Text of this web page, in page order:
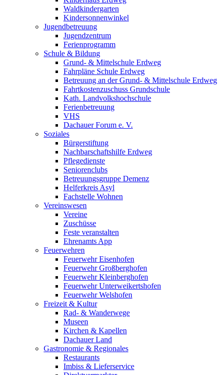
Waldkindergarten
Kindersonnenwinkel
Jugendbetreuung
Jugendzentrum
Ferienprogramm
Schule & Bildung
Grund- & Mittelschule Erdweg
Fahrpläne Schule Erdweg
Betreuung an der Grund- & Mittelschule Erdweg
Fahrtkostenzuschuss Grundschule
Kath. Landvolkshochschule
Ferienbetreuung
VHS
Dachauer Forum e. V.
Soziales
Bürgerstiftung
Nachbarschaftshilfe Erdweg
Pflegedienste
Seniorenclubs
Betreuungsgruppe Demenz
Helferkreis Asyl
Fachstelle Wohnen
Vereinswesen
Vereine
Zuschüsse
Feste veranstalten
Ehrenamts App
Feuerwehren
Feuerwehr Eisenhofen
Feuerwehr Großberghofen
Feuerwehr Kleinberghofen
Feuerwehr Unterweikertshofen
Feuerwehr Welshofen
Freizeit & Kultur
Rad- & Wanderwege
Museen
Kirchen & Kapellen
Dachauer Land
Gastronomie & Regionales
Restaurants
Imbiss & Lieferservice